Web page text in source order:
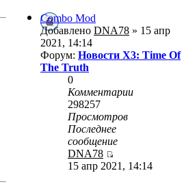
Combo Mod
Добавлено DNA78 » 15 апр
2021, 14:14
Форум: Новости X3: Time Of
The Truth
0
Комментарии
298257
Просмотров
Последнее
сообщение
DNA78
15 апр 2021, 14:14